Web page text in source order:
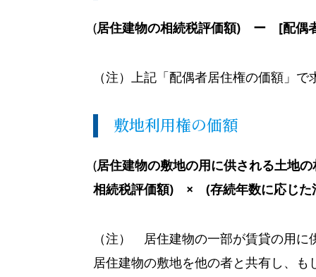
(居住建物の相続税評価額) ー [配偶
（注）上記「配偶者居住権の価額」
敷地利用権の価額
(居住建物の敷地の用に供される土地
相続税評価額) × (存続年数に応じた
（注） 居住建物の一部が賃貸の用に
居住建物の敷地を他の者と共有し、